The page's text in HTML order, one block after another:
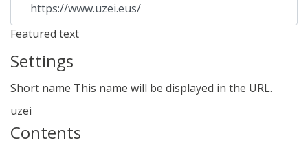
https://www.uzei.eus/
Featured text
Settings
Short name This name will be displayed in the URL.
uzei
Contents